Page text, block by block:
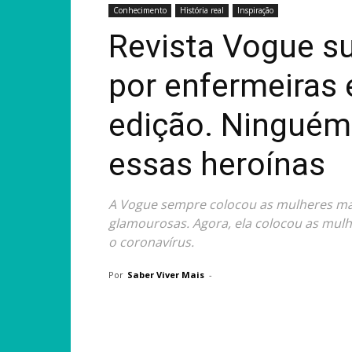
Conhecimento História real Inspiração
Revista Vogue
por enfermeiras
edição.
essas heroínas
A Vogue sempre colocou as mulheres
glamourosas. Agora, ela colocou as
o coronavírus.
Por Saber Viver Mais -